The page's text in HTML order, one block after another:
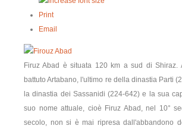
Print
Email
Firuz Abad è situata 120 km a sud di Shiraz.
battuto Artabano, l'ultimo re della dinastia Parti
la dinastia dei Sassanidi (224-642) e la sua
suo nome attuale, cioè Firuz Abad, nel 10°
secolo, non si è mai ripresa dall'abbandono